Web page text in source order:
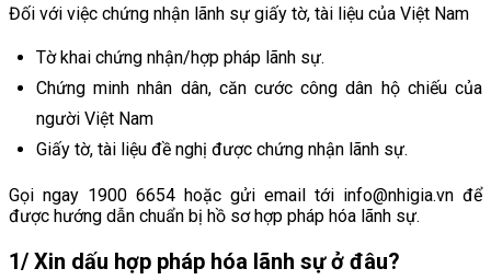
Đối với việc chứng nhận lãnh sự giấy tờ, tài liệu của Việt Nam
Tờ khai chứng nhận/hợp pháp lãnh sự.
Chứng minh nhân dân, căn cước công dân hộ chiếu của
người Việt Nam
Giấy tờ, tài liệu đề nghị được chứng nhận lãnh sự.
Gọi ngay 1900 6654 hoặc gửi email tới info@nhigia.vn để
được hướng dẫn chuẩn bị hồ sơ hợp pháp hóa lãnh sự.
1/ Xin dấu hợp pháp hóa lãnh sự ở đâu?